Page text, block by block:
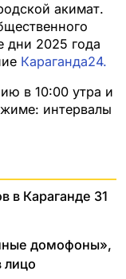
акимат.
дни 2025 года
Караганда24.
в 10:00 утра и
интервалы
в Караганде 31
домофоны»,
лицо